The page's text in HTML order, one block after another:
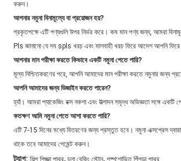
করুন।
আপনার নমুনা বিনামূল্যে বা প্রয়োজন হয়?
প্রকৃতপক্ষে এটি পণ্যগুলি উপর নির্ভর করে। কম মান পণ্য জন্য, আমরা
Pls জানানো যে সব spls খরচ এবং মালবাহী খরচ ফিরে আদেশ আপনি
আপনার মান পরীক্ষা করতে কিভাবে একটি নমুনা পেতে পারি?
মূল্য নিশ্চিতকরণের পরে, আপনি আমাদের মান পরীক্ষা করতে নমুনার জন্য
আপনি আমাদের জন্য ডিজাইন করতে পারেন?
হ্যাঁ। আমরা প্যাকেজিং বক্স নকশা এবং উত্পাদন সমৃদ্ধ অভিজ্ঞতা সঙ্গে
কতক্ষণ আমি নমুনা পেতে আশা করতে পারি?
এটি 7-15 দিনের মধ্যে বিতরণের জন্য প্রস্তুত হবে। নমুনা এক্সপ্রেস
থাকে তবে আমাদের পেমেন্ট করুন।
ট্যাগ: , ,